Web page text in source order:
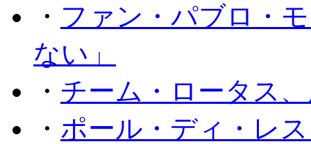
・ ファン・パブロ・
ない」
・ チーム・ロータス
・ ポール・ディ・レ